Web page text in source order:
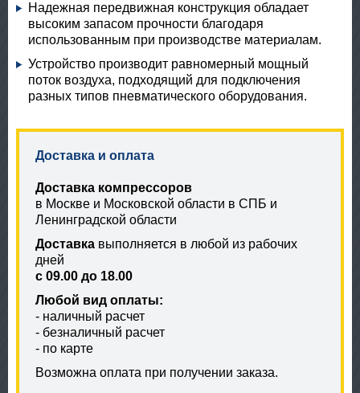
Надежная передвижная конструкция обладает
высоким запасом прочности благодаря
использованным при производстве материалам.
Устройство производит равномерный мощный
поток воздуха, подходящий для подключения
разных типов пневматического оборудования.
Доставка и оплата
Доставка компрессоров
в Москве и Московской области в СПБ и
Ленинградской области
Доставка выполняется в любой из рабочих
дней
с 09.00 до 18.00
Любой вид оплаты:
- наличный расчет
- безналичный расчет
- по карте
Возможна оплата при получении заказа.